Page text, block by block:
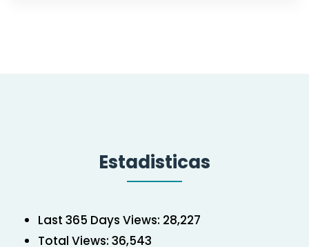
Estadisticas
Last 365 Days Views: 28,227
Total Views: 36,543